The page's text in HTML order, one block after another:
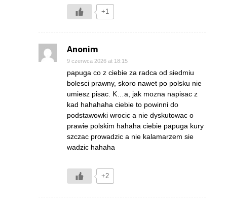
+1
Anonim
9 czerwca 2026 at 18:15
papuga co z ciebie za radca od siedmiu
bolesci prawny, skoro nawet po polsku nie
umiesz pisac. K…a, jak mozna napisac z
kad hahahaha ciebie to powinni do
podstawowki wrocic a nie dyskutowac o
prawie polskim hahaha ciebie papuga kury
szczac prowadzic a nie kalamarzem sie
wadzic hahaha
+2